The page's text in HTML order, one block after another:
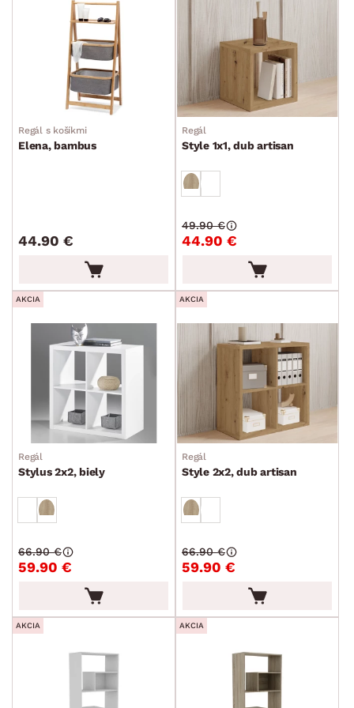
Regál s košíkmi
Elena, bambus
44.90 €
Regál
Style 1x1, dub artisan
44.90 €
49.90 €
AKCIA
Regál
Stylus 2x2, biely
59.90 €
66.90 €
AKCIA
Regál
Style 2x2, dub artisan
59.90 €
66.90 €
AKCIA AKCIA